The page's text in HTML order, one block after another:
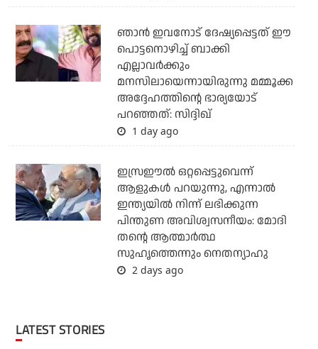
ഞാന്‍ ഇവനോട് ദേഷ്യപ്പെട്ടത് ഈ
പൊട്ടനൊഴിച്ച് ബാക്കി
എല്ലാവര്‍ക്കും
മനസിലായെന്നായിരുന്നു മമ്മൂക്ക
അദ്ദേഹത്തിന്റെ ഭാര്യയോട്
പറഞ്ഞത്: സിദ്ദിഖ്
1 day ago
ഇസ്രഈല്‍ ഒറ്റപ്പെട്ടുവെന്ന്
ആളുകള്‍ പറയുന്നു, എന്നാല്‍
ഇന്ത്യയില്‍ നിന്ന് ലഭിക്കുന്ന
പിന്തുണ അവിശ്വസനീയം: മോദി
തന്റെ ആത്മാര്‍ത്ഥ
സുഹൃത്തെന്നും നെതന്യാഹു
2 days ago
LATEST STORIES